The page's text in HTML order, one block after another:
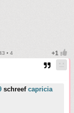
• 4
schreef capricia